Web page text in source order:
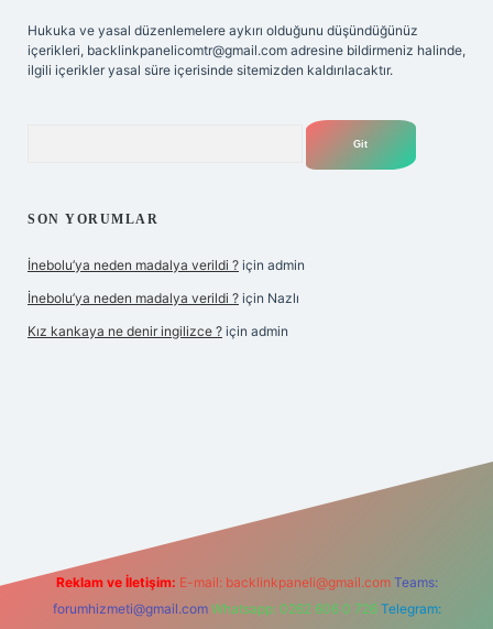
Hukuka ve yasal düzenlemelere aykırı olduğunu düşündüğünüz
içerikleri, backlinkpanelicomtr@gmail.com adresine bildirmeniz halinde,
ilgili içerikler yasal süre içerisinde sitemizden kaldırılacaktır.
SON YORUMLAR
İnebolu’ya neden madalya verildi ? için admin
İnebolu’ya neden madalya verildi ? için Nazlı
Kız kankaya ne denir ingilizce ? için admin
Reklam ve İletişim: E-mail: backlinkpaneli@gmail.com Teams:
forumhizmeti@gmail.com Whatsapp: 0262 606 0 726 Telegram: